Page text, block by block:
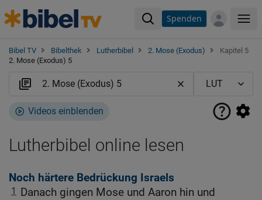
Spenden
Bibel TV Bibelthek Lutherbibel 2. Mose (Exodus)
Kapitel 5
2. Mose (Exodus) 5
Videos einblenden
Lutherbibel online lesen
Noch härtere Bedrückung Israels
1
Danach gingen Mose und Aaron hin und